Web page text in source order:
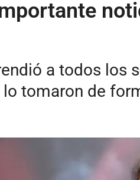
a todos los
lo tomaron de